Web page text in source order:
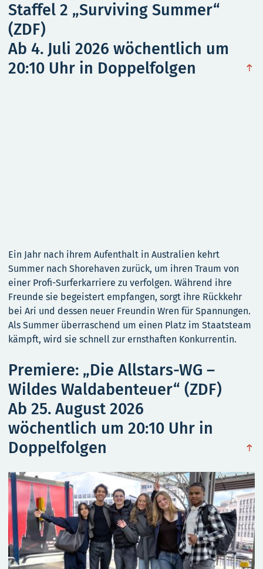
Staffel 2 „Surviving Summer“
(ZDF)
Ab 4. Juli 2026 wöchentlich um
20:10 Uhr in Doppelfolgen
Ein Jahr nach ihrem Aufenthalt in Australien kehrt
Summer nach Shorehaven zurück, um ihren Traum von
einer Profi-Surferkarriere zu verfolgen. Während ihre
Freunde sie begeistert empfangen, sorgt ihre Rückkehr
bei Ari und dessen neuer Freundin Wren für Spannungen.
Als Summer überraschend um einen Platz im Staatsteam
kämpft, wird sie schnell zur ernsthaften Konkurrentin.
Premiere: „Die Allstars-WG –
Wildes Waldabenteuer“ (ZDF)
Ab 25. August 2026
wöchentlich um 20:10 Uhr in
Doppelfolgen